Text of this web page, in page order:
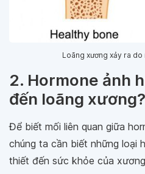
Loãng xương xảy ra do
2. Hormone ảnh
đến loãng xương?
Để biết mối liên quan giữa
chúng ta cần biết những loại
thiết đến sức khỏe của